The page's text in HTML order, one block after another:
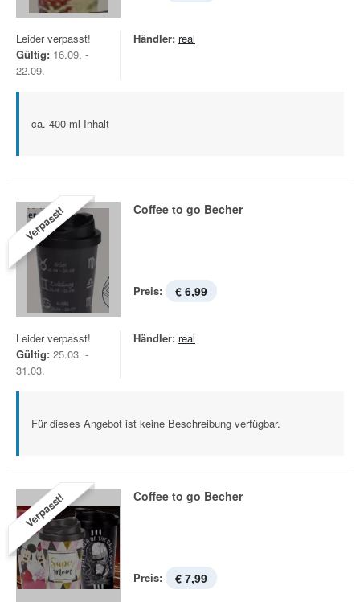
Leider verpasst!
Gültig: 16.09. -
22.09.
Händler: real
ca. 400 ml Inhalt
Verpasst! Coffee to go Becher
Preis: € 6,99
Leider verpasst!
Gültig: 25.03. -
31.03.
Händler: real
Für dieses Angebot ist keine Beschreibung verfügbar.
Verpasst! Coffee to go Becher
Preis: € 7,99